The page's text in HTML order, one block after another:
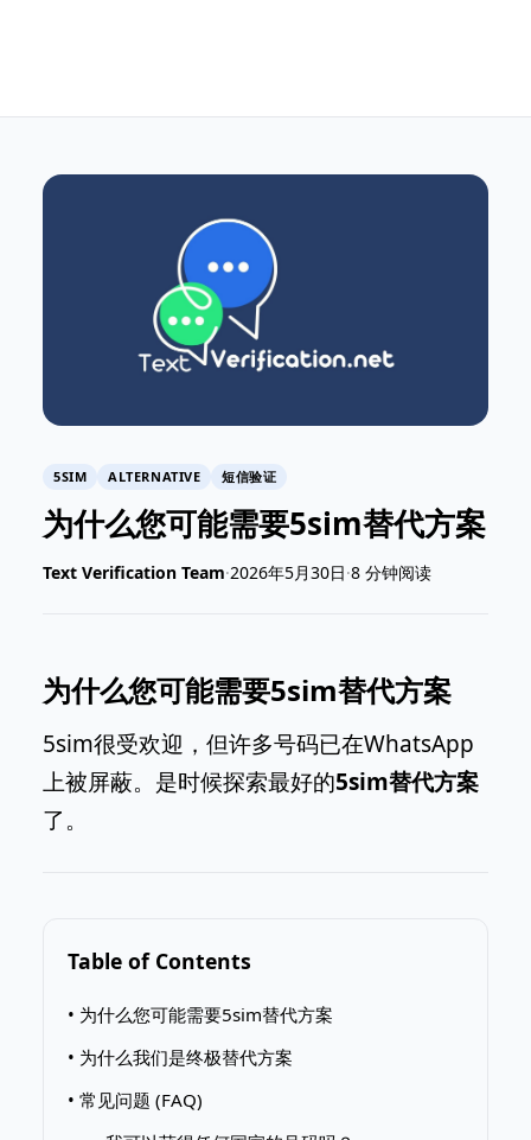
5SIM ALTERNATIVE 短信验证
为什么您可能需要5sim替代方案
Text Verification Team·2026年5月30日·8 分钟阅读
为什么您可能需要5sim替代方案
5sim很受欢迎，但许多号码已在WhatsApp
上被屏蔽。是时候探索最好的5sim替代方案
了。
Table of Contents
• 为什么您可能需要5sim替代方案
• 为什么我们是终极替代方案
• 常见问题 (FAQ)